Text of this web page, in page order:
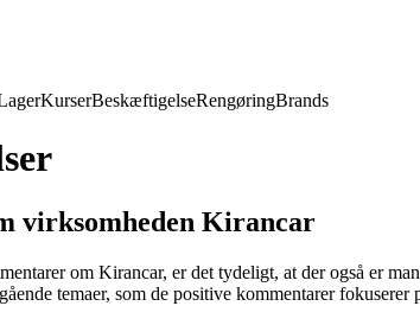
KurserBeskæftigelseRengøringBrands
virksomheden Kirancar
om Kirancar, er det tydeligt, at der også er
temaer, som de positive kommentarer fokuserer